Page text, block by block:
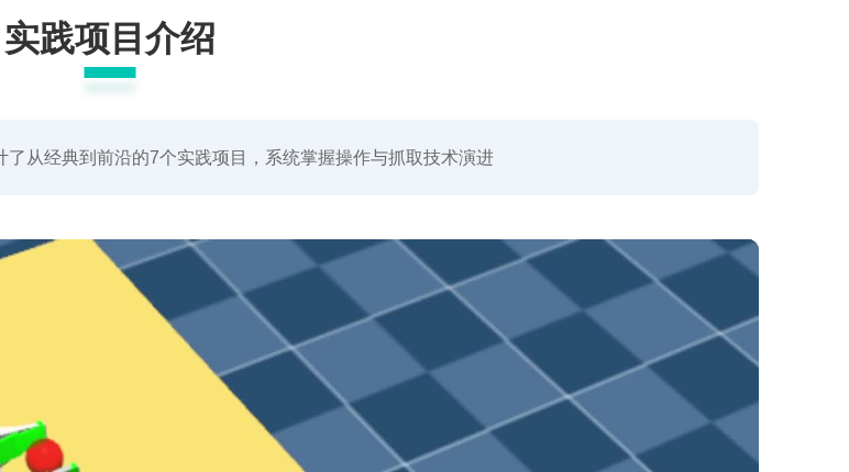
实践项目介绍
从经典到前沿的7个实践项目，系统掌握操作与抓取技术演进